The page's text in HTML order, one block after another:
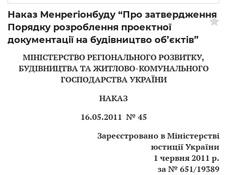
Наказ Менрегіонбуду “Про затвердження
Порядку розроблення проектної
документації на будівництво об’єктів”
МІНІСТЕРСТВО РЕГІОНАЛЬНОГО РОЗВИТКУ,
БУДІВНИЦТВА ТА ЖИТЛОВО-КОМУНАЛЬНОГО
ГОСПОДАРСТВА УКРАЇНИ
НАКАЗ
16.05.2011 № 45
Зареєстровано в Міністерстві
юстиції України
1 червня 2011 р.
за № 651/19389